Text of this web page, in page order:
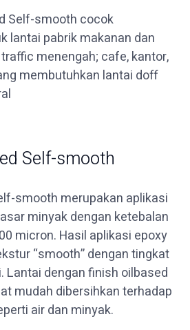
Self-smooth cocok
lantai pabrik makanan dan
menengah; cafe, kantor,
membutuhkan lantai doff
Self-smooth
smooth merupakan aplikasi
minyak dengan ketebalan
micron. Hasil aplikasi epoxy
“smooth” dengan tingkat
Lantai dengan finish oilbased
mudah dibersihkan terhadap
air dan minyak.